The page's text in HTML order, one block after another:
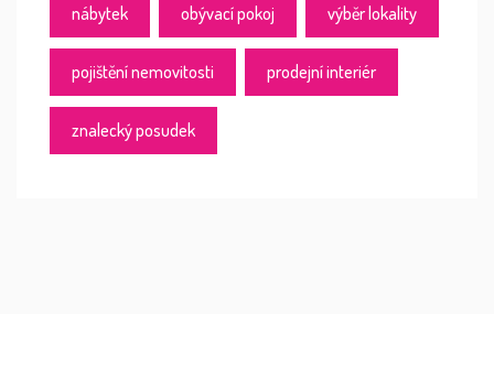
nábytek obývací pokoj výběr lokality
pojištění nemovitosti prodejní interiér
znalecký posudek